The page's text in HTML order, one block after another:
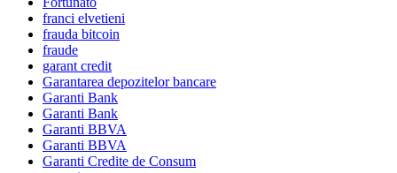
franci elvetieni
frauda bitcoin
fraude
garant credit
Garantarea depozitelor bancare
Garanti Bank
Garanti Bank
Garanti BBVA
Garanti BBVA
Garanti Credite de Consum